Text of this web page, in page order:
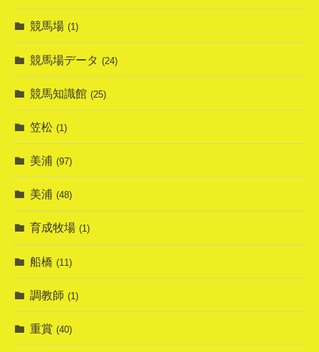
競馬場 (1)
競馬場データ (24)
競馬知識館 (25)
笠松 (1)
美浦 (97)
美浦 (48)
育成牧場 (1)
船橋 (11)
調教師 (1)
重賞 (40)